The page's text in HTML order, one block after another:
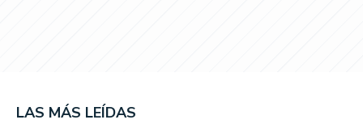
LAS MÁS LEÍDAS